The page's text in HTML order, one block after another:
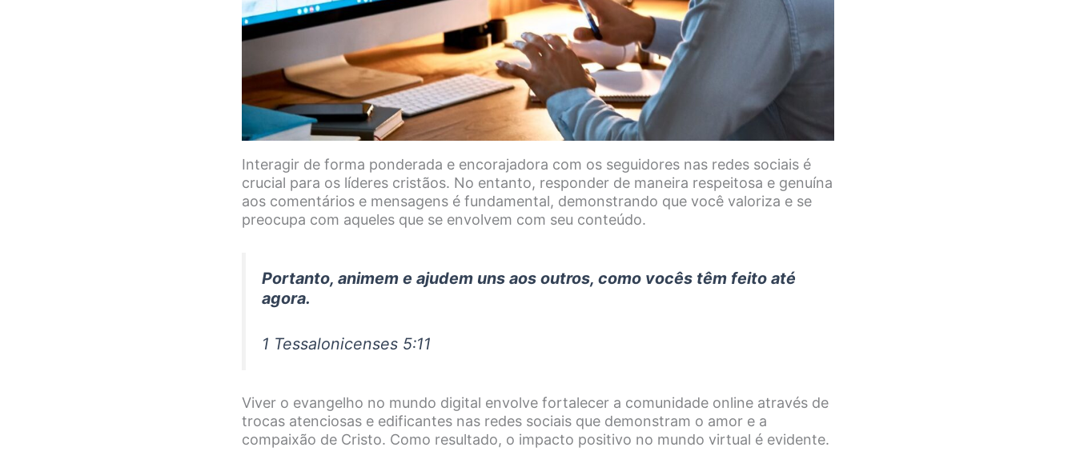
Interagir de forma ponderada e encorajadora com os seguidores nas redes sociais é
crucial para os líderes cristãos. No entanto, responder de maneira respeitosa e genuína
aos comentários e mensagens é fundamental, demonstrando que você valoriza e se
preocupa com aqueles que se envolvem com seu conteúdo.
Portanto, animem e ajudem uns aos outros, como vocês têm feito até
agora.
1 Tessalonicenses 5:11
Viver o evangelho no mundo digital envolve fortalecer a comunidade online através de
trocas atenciosas e edificantes nas redes sociais que demonstram o amor e a
compaixão de Cristo. Como resultado, o impacto positivo no mundo virtual é evidente.